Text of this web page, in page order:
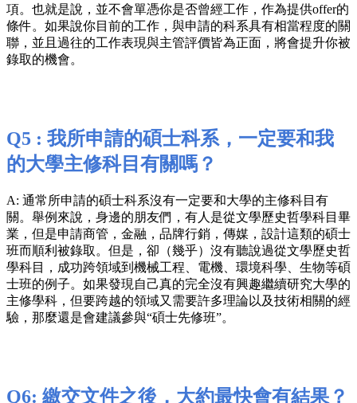
項。也就是說，並不會單憑你是否曾經工作，作為提供offer的
條件。如果說你目前的工作，與申請的科系具有相當程度的關
聯，並且過往的工作表現與主管評價皆為正面，將會提升你被
錄取的機會。
Q5 : 我所申請的碩士科系，一定要和我
的大學主修科目有關嗎？
A: 通常所申請的碩士科系沒有一定要和大學的主修科目有
關。舉例來說，身邊的朋友們，有人是從文學歷史哲學科目畢
業，但是申請商管，金融，品牌行銷，傳媒，設計這類的碩士
班而順利被錄取。但是，卻（幾乎）沒有聽說過從文學歷史哲
學科目，成功跨領域到機械工程、電機、環境科學、生物等碩
士班的例子。如果發現自己真的完全沒有興趣繼續研究大學的
主修學科，但要跨越的領域又需要許多理論以及技術相關的經
驗，那麼還是會建議參與“碩士先修班”。
Q6: 繳交文件之後，大約最快會有結果？